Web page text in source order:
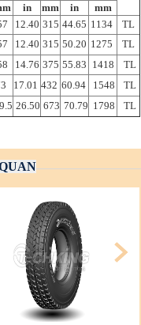
in mm in
mm
12.40 315 44.65 1134
TL
12.40 315 50.20 1275
TL
14.76 375 55.83 1418
TL
17.01 432 60.94 1548
TL
26.50 673 70.79 1798 TL